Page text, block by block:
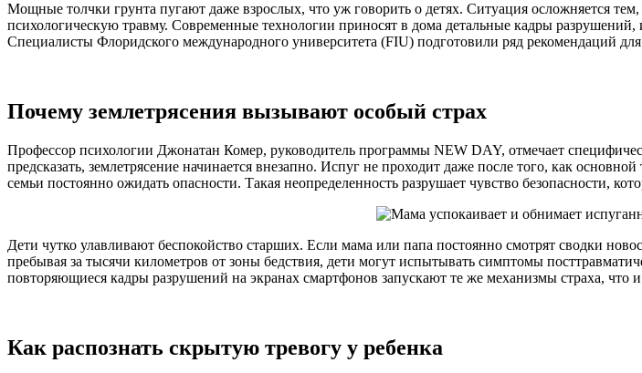
Мощные толчки грунта пугают даже взрослых, что уж говорить о детях. Ситуация осложняется
психологическую травму. Современные технологии приносят в дома детальные кадры
Специалисты Флоридского международного университета (FIU) подготовили ряд рекомендаций
Почему землетрясения вызывают особый страх
Профессор психологии Джонатан Комер, руководитель программы NEW DAY, отмечает
предсказать, землетрясение начинается внезапно. Испуг не проходит даже после того, как
семьи постоянно ожидать опасности. Такая неопределенность разрушает чувство безопасности,
Дети чутко улавливают беспокойство старших. Если мама или папа постоянно смотрят сводки
пребывая за тысячи километров от зоны бедствия, дети могут испытывать симптомы
повторяющиеся кадры разрушений на экранах смартфонов запускают те же механизмы страха, что
Как распознать скрытую тревогу у ребенка